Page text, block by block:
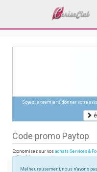
Soyez le premier à donner votre
Code promo Paytop
Economisez sur vos achats Services &
utilisables sur paytop.com
Malheureusement, nous n'avons